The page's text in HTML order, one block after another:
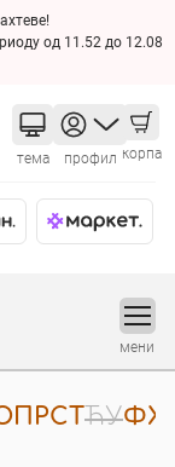
од 11.52 до 12.08
тема профил корпа
мени
ПРС Т ЋУФХ